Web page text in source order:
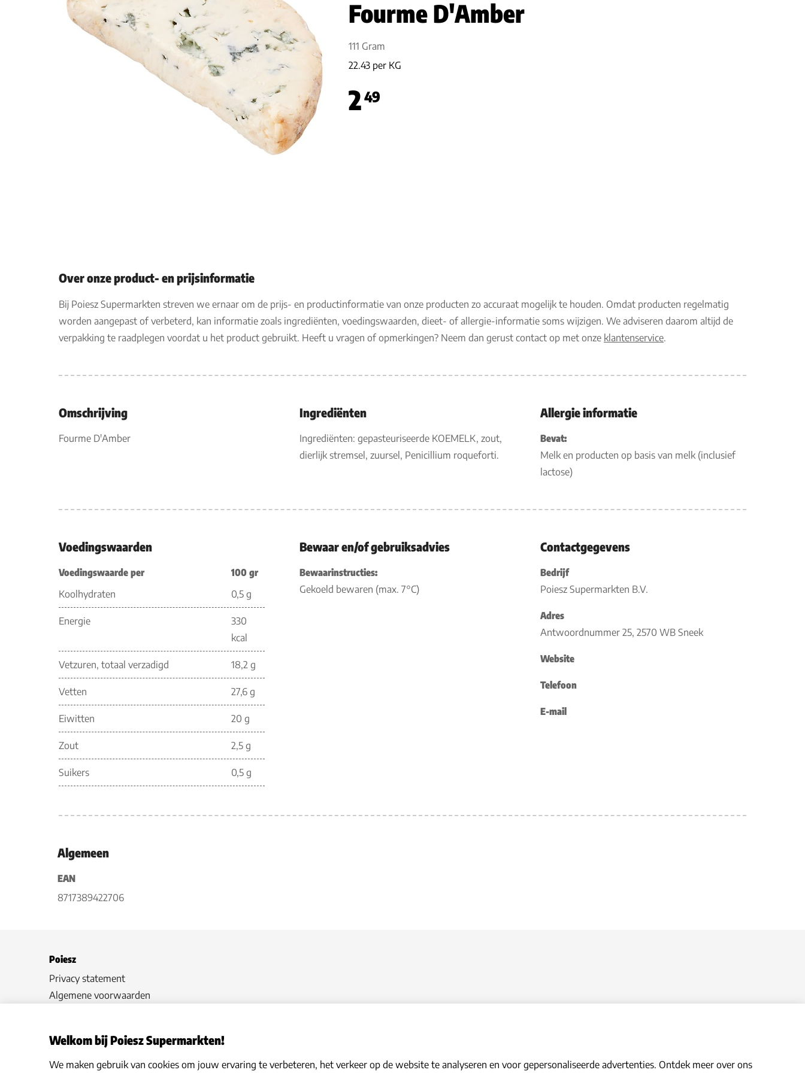
Fourme D'Amber
111 Gram
22.43 per KG
249
Over onze product- en prijsinformatie
Bij Poiesz Supermarkten streven we ernaar om de prijs- en productinformatie van onze producten zo accuraat mogelijk te houden. Omdat producten regelmatig
worden aangepast of verbeterd, kan informatie zoals ingrediënten, voedingswaarden, dieet- of allergie-informatie soms wijzigen. We adviseren daarom altijd de
verpakking te raadplegen voordat u het product gebruikt. Heeft u vragen of opmerkingen? Neem dan gerust contact op met onze klantenservice.
Omschrijving
Fourme D'Amber
Ingrediënten
Ingrediënten: gepasteuriseerde KOEMELK, zout,
dierlijk stremsel, zuursel, Penicillium roqueforti.
Allergie informatie
Bevat:
Melk en producten op basis van melk (inclusief
lactose)
Voedingswaarden
Voedingswaarde per
100 gr
Koolhydraten
0,5 g
Energie
330
kcal
Vetzuren, totaal verzadigd 18,2 g
Vetten 27,6 g
Eiwitten 20 g
Zout 2,5 g
Suikers 0,5 g
Bewaar en/of gebruiksadvies
Bewaarinstructies:
Gekoeld bewaren (max. 7°C)
Contactgegevens
Bedrijf
Poiesz Supermarkten B.V.
Adres
Antwoordnummer 25, 2570 WB Sneek
Website
Telefoon
E-mail
Algemeen
EAN
8717389422706
Poiesz
Privacy statement
Algemene voorwaarden
Cookies
Welkom bij Poiesz Supermarkten!
We maken gebruik van cookies om jouw ervaring te verbeteren, het verkeer op de website te analyseren en voor gepersonaliseerde advertenties. Ontdek meer over ons